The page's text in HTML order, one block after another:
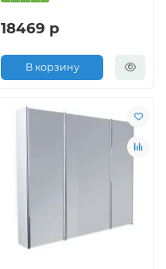
18469 р
В корзину